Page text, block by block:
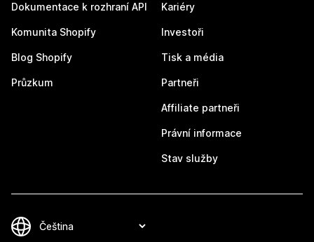
Dokumentace k rozhraní API
Komunita Shopify
Blog Shopify
Průzkum
Kariéry
Investoři
Tisk a média
Partneři
Affiliate partneři
Právní informace
Stav služby